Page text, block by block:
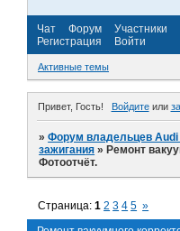
Чат Форум Участники
Регистрация
Войти
Активные темы
Привет, Гость! Войдитеили
»Форум владельцев Audi
зажигания »Ремонт
Фотоотчёт.
Страница:1 2 3 4 5 »